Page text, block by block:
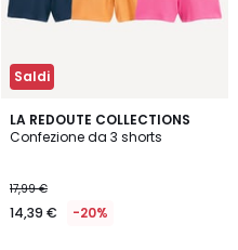
Saldi
LA REDOUTE COLLECTIONS
Confezione da 3 shorts
17,99 €
14,39 € -20%
4,7
/ 5